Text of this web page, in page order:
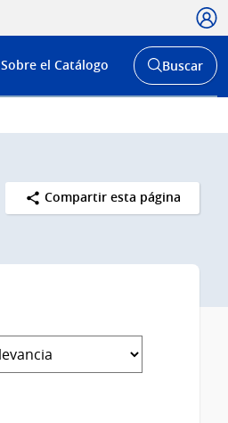
Menú
de
Sobre el Catálogo
Abrir
buscador
Buscar
Compartir esta página